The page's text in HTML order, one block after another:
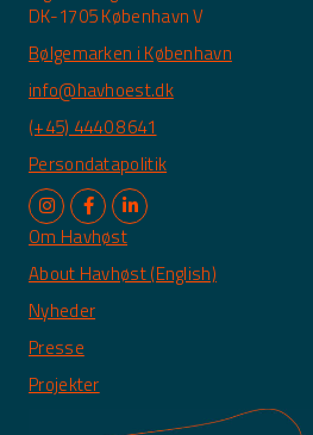
DK-1705 København V
Bølgemarken i København
info@havhoest.dk
(+45) 4440 8641
Persondatapolitik
Om Havhøst
About Havhøst (English)
Nyheder
Presse
Projekter